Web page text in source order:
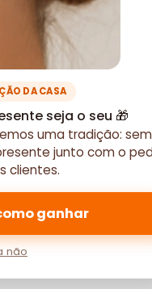
DA CASA
seja o seu 🎁
uma tradição:
junto com o
clientes.
ganhar
não